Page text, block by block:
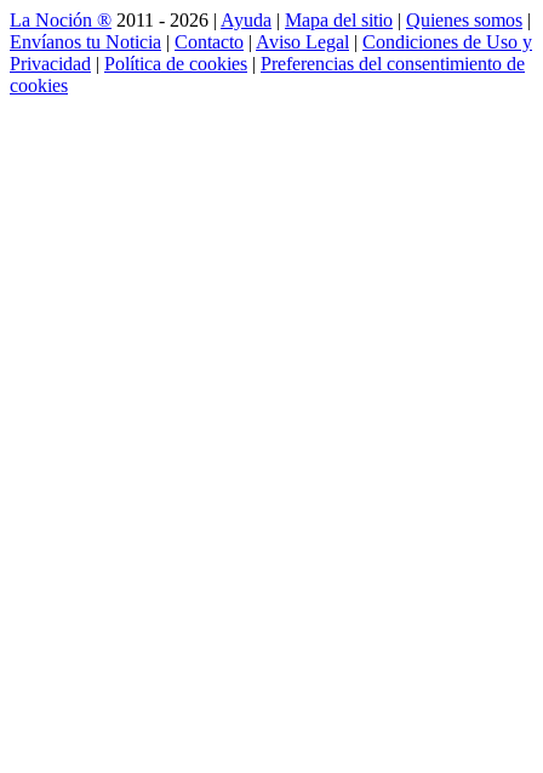
La Noción ® 2011 - 2026 | Ayuda | Mapa del sitio | Quienes somos |
Envíanos tu Noticia | Contacto | Aviso Legal | Condiciones de Uso y
Privacidad | Política de cookies | Preferencias del consentimiento de
cookies